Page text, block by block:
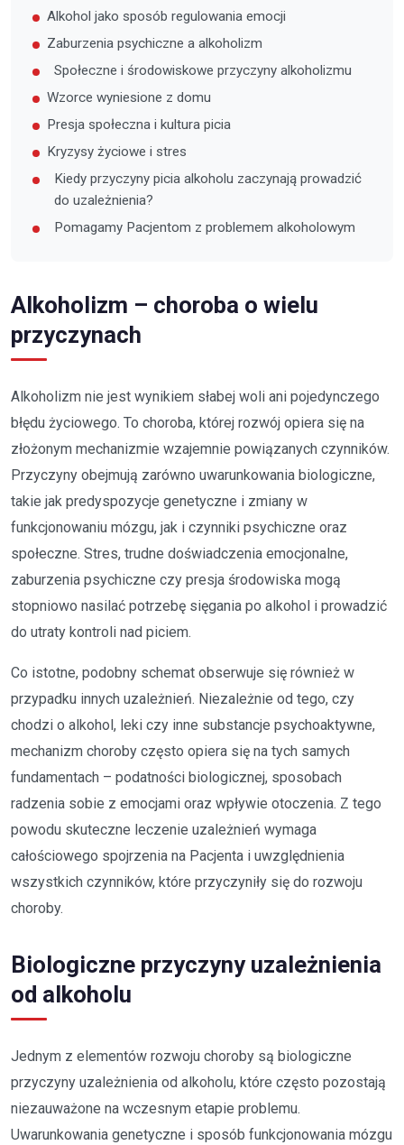
Alkohol jako sposób regulowania emocji
Zaburzenia psychiczne a alkoholizm
Społeczne i środowiskowe przyczyny alkoholizmu
Wzorce wyniesione z domu
Presja społeczna i kultura picia
Kryzysy życiowe i stres
Kiedy przyczyny picia alkoholu zaczynają prowadzić
do uzależnienia?
Pomagamy Pacjentom z problemem alkoholowym
Alkoholizm – choroba o wielu
przyczynach
Alkoholizm nie jest wynikiem słabej woli ani pojedynczego
błędu życiowego. To choroba, której rozwój opiera się na
złożonym mechanizmie wzajemnie powiązanych czynników.
Przyczyny obejmują zarówno uwarunkowania biologiczne,
takie jak predyspozycje genetyczne i zmiany w
funkcjonowaniu mózgu, jak i czynniki psychiczne oraz
społeczne. Stres, trudne doświadczenia emocjonalne,
zaburzenia psychiczne czy presja środowiska mogą
stopniowo nasilać potrzebę sięgania po alkohol i prowadzić
do utraty kontroli nad piciem.
Co istotne, podobny schemat obserwuje się również w
przypadku innych uzależnień. Niezależnie od tego, czy
chodzi o alkohol, leki czy inne substancje psychoaktywne,
mechanizm choroby często opiera się na tych samych
fundamentach – podatności biologicznej, sposobach
radzenia sobie z emocjami oraz wpływie otoczenia. Z tego
powodu skuteczne leczenie uzależnień wymaga
całościowego spojrzenia na Pacjenta i uwzględnienia
wszystkich czynników, które przyczyniły się do rozwoju
choroby.
Biologiczne przyczyny uzależnienia
od alkoholu
Jednym z elementów rozwoju choroby są biologiczne
przyczyny uzależnienia od alkoholu, które często pozostają
niezauważone na wczesnym etapie problemu.
Uwarunkowania genetyczne i sposób funkcjonowania mózgu